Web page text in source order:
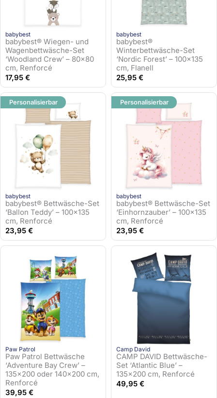
r
P
s
w
a
5
,
9
s
i
2
5
,
€
.
babybest
babybest® Wiegen- und
Wagenbettwäsche-Set
‘Woodland Crew’ – 80×80
cm, Renforcé
17,95 €
babybest
babybest®
Winterbettwäsche-Set
‘Nordic Forest’ – 100×135
cm, Flanell
25,95 €
babybest
babybest® Bettwäsche-Set
‘Ballon Teddy’ – 100×135
cm, Renforcé
23,95 €
Personalisierbar
babybest
babybest® Bettwäsche-Set
‘Einhornzauber’ – 100×135
cm, Renforcé
23,95 €
Personalisierbar
Paw Patrol
Paw Patrol Bettwäsche
‘Adventure Bay Crew’ –
135×200 oder 140×200 cm,
Renforcé
39,95 €
Camp David
CAMP DAVID Bettwäsche-
Set ‘Atlantic Blue’ –
135×200 cm, Renforcé
49,95 €